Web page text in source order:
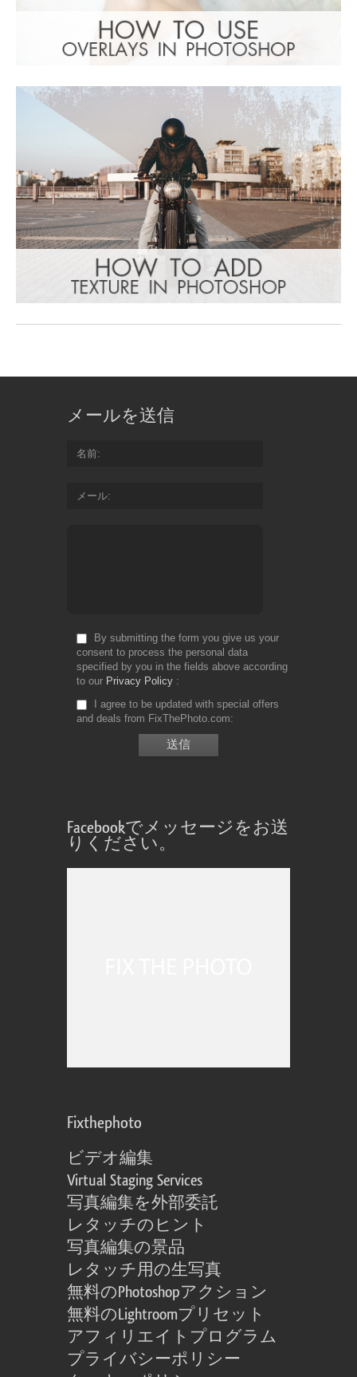
メールを送信
名前
メール
By submitting the form you give us your
consent to process the personal data
specified by you in the fields above according
to our Privacy Policy
I agree to be updated with special offers
and deals from FixThePhoto.com
Facebookでメッセージをお送
りください。
Fixthephoto
ビデオ編集
Virtual Staging Services
写真編集を外部委託
レタッチのヒント
写真編集の景品
レタッチ用の生写真
無料のPhotoshopアクション
無料のLightroomプリセット
アフィリエイトプログラム
プライバシーポリシー